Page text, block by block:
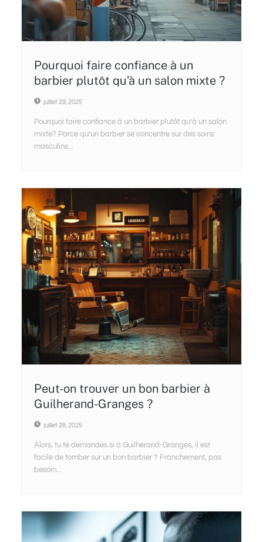
Pourquoi faire confiance à un
barbier plutôt qu’à un salon mixte ?
juillet 29, 2025
Pourquoi faire confiance à un barbier plutôt qu’à un salon
mixte? Parce qu’un barbier se concentre sur des soins
masculins...
Peut-on trouver un bon barbier à
Guilherand-Granges ?
juillet 28, 2025
Alors, tu te demandes si à Guilherand-Granges, il est
facile de tomber sur un bon barbier ? Franchement, pas
besoin...